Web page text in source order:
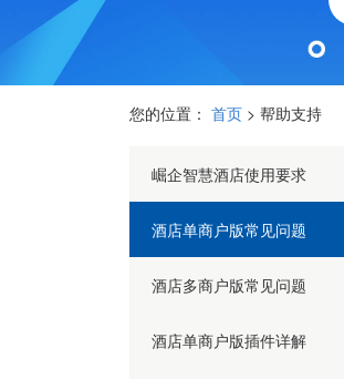
您的位置： 首页 > 帮助支持
崛企智慧酒店使用要求
酒店单商户版常见问题
酒店多商户版常见问题
酒店单商户版插件详解